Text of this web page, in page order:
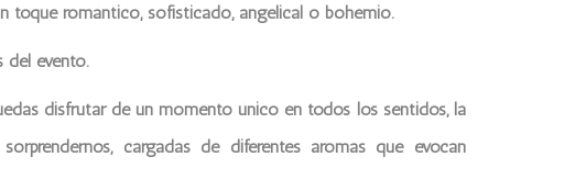
toque romántico, sofisticado, angelical o bohemio.
del evento.
disfrutar de un momento único en todos los sentidos, la
cargadas de diferentes aromas que evocan